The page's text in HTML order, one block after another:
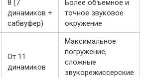
8 (7
динамиков +
сабвуфер)
Более объемное и
точное звуковое
окружение
От 11
динамиков
Максимальное
погружение,
сложные
звукорежиссерские